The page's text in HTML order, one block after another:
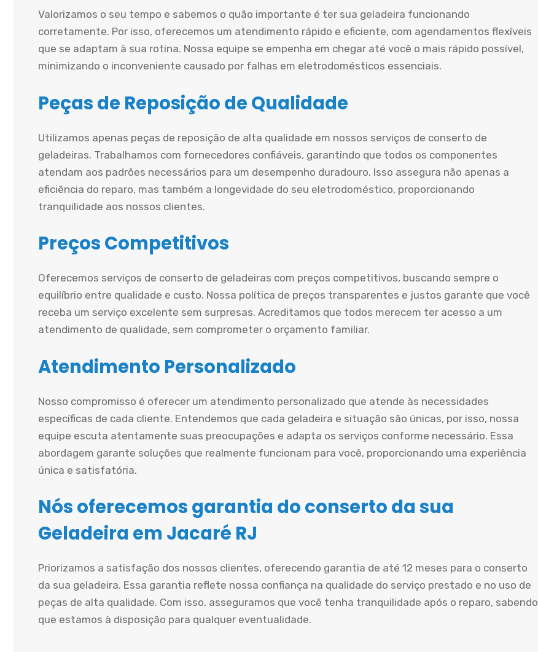
Valorizamos o seu tempo e sabemos o quão importante é ter sua geladeira funcionando
corretamente. Por isso, oferecemos um atendimento rápido e eficiente, com agendamentos flexíveis
que se adaptam à sua rotina. Nossa equipe se empenha em chegar até você o mais rápido possível,
minimizando o inconveniente causado por falhas em eletrodomésticos essenciais.
Peças de Reposição de Qualidade
Utilizamos apenas peças de reposição de alta qualidade em nossos serviços de conserto de
geladeiras. Trabalhamos com fornecedores confiáveis, garantindo que todos os componentes
atendam aos padrões necessários para um desempenho duradouro. Isso assegura não apenas a
eficiência do reparo, mas também a longevidade do seu eletrodoméstico, proporcionando
tranquilidade aos nossos clientes.
Preços Competitivos
Oferecemos serviços de conserto de geladeiras com preços competitivos, buscando sempre o
equilíbrio entre qualidade e custo. Nossa política de preços transparentes e justos garante que você
receba um serviço excelente sem surpresas. Acreditamos que todos merecem ter acesso a um
atendimento de qualidade, sem comprometer o orçamento familiar.
Atendimento Personalizado
Nosso compromisso é oferecer um atendimento personalizado que atende às necessidades
específicas de cada cliente. Entendemos que cada geladeira e situação são únicas, por isso, nossa
equipe escuta atentamente suas preocupações e adapta os serviços conforme necessário. Essa
abordagem garante soluções que realmente funcionam para você, proporcionando uma experiência
única e satisfatória.
Nós oferecemos garantia do conserto da sua
Geladeira em Jacaré RJ
Priorizamos a satisfação dos nossos clientes, oferecendo garantia de até 12 meses para o conserto
da sua geladeira. Essa garantia reflete nossa confiança na qualidade do serviço prestado e no uso de
peças de alta qualidade. Com isso, asseguramos que você tenha tranquilidade após o reparo, sabendo
que estamos à disposição para qualquer eventualidade.